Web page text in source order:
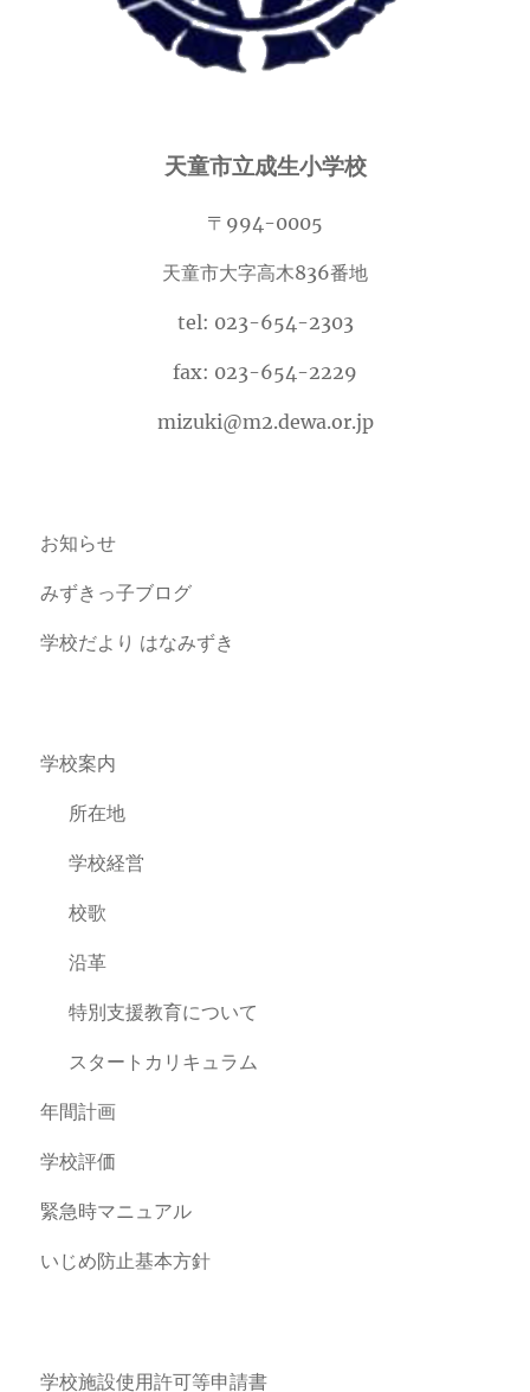
天童市立成生小学校
〒994-0005
天童市大字高木836番地
tel: 023-654-2303
fax: 023-654-2229
mizuki@m2.dewa.or.jp
お知らせ
みずきっ子ブログ
学校だより はなみずき
学校案内
所在地
学校経営
校歌
沿革
特別支援教育について
スタートカリキュラム
年間計画
学校評価
緊急時マニュアル
いじめ防止基本方針
学校施設使用許可等申請書